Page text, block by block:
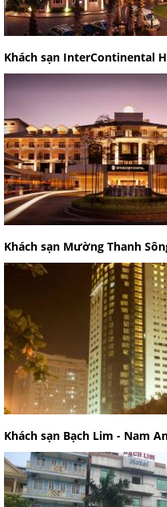
Khách sạn InterContinental
Khách sạn Mường Thanh
Khách sạn Bạch Lim - Nam